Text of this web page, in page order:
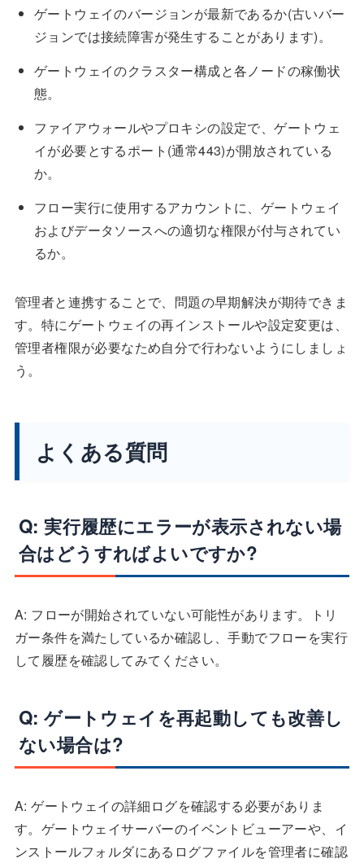
ゲートウェイのバージョンが最新であるか(古いバー
ジョンでは接続障害が発生することがあります)。
ゲートウェイのクラスター構成と各ノードの稼働状
態。
ファイアウォールやプロキシの設定で、ゲートウェ
イが必要とするポート(通常443)が開放されている
か。
フロー実行に使用するアカウントに、ゲートウェイ
およびデータソースへの適切な権限が付与されてい
るか。
管理者と連携することで、問題の早期解決が期待できま
す。特にゲートウェイの再インストールや設定変更は、
管理者権限が必要なため自分で行わないようにしましょ
う。
よくある質問
Q: 実行履歴にエラーが表示されない場
合はどうすればよいですか?
A: フローが開始されていない可能性があります。トリ
ガー条件を満たしているか確認し、手動でフローを実行
して履歴を確認してみてください。
Q: ゲートウェイを再起動しても改善し
ない場合は?
A: ゲートウェイの詳細ログを確認する必要がありま
す。ゲートウェイサーバーのイベントビューアーや、イ
ンストールフォルダにあるログファイルを管理者に確認